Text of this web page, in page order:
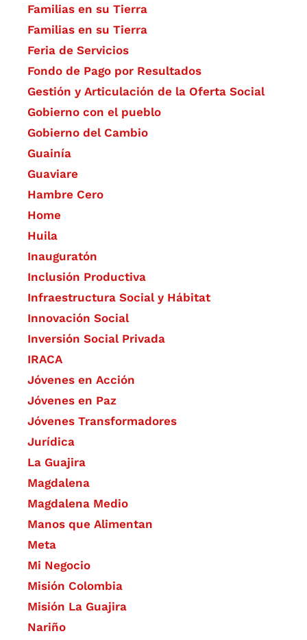
Familias en su Tierra
Familias en su Tierra
Feria de Servicios
Fondo de Pago por Resultados
Gestión y Articulación de la Oferta Social
Gobierno con el pueblo
Gobierno del Cambio
Guainía
Guaviare
Hambre Cero
Home
Huila
Inauguratón
Inclusión Productiva
Infraestructura Social y Hábitat
​Innovación Social
Inversión Social Privada
IRACA
Jóvenes en Acción
Jóvenes en Paz
Jóvenes Transformadores
Jurídica
La Guajira
Magdalena
Magdalena Medio
Manos que Alimentan
Meta
Mi Negocio
Misión Colombia
Misión La Guajira
Nariño